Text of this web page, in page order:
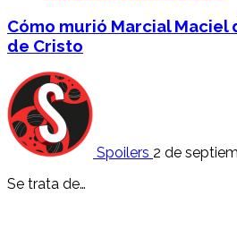
Cómo murió Marcial Maciel
de Cristo
Spoilers 2 de
Se trata de…